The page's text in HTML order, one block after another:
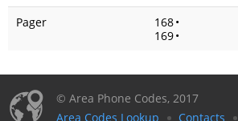
Pager
168•
169•
© Area Phone Codes, 2017
Area Codes Lookup
Contacts